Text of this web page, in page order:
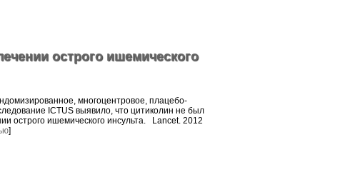
острого ишемического
многоцентровое, плацебо-
ICTUS выявило, что цитиколин не был
острого ишемического инсульта. Lancet. 2012
]